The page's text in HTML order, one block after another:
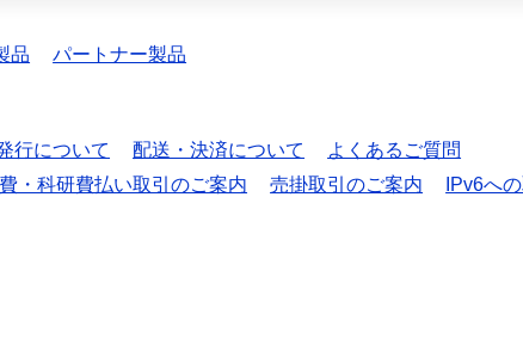
品 パートナー製品
行について 配送・決済について
よくあるご質問
・科研費払い取引のご案内 売掛取引のご案内
IPv6へ